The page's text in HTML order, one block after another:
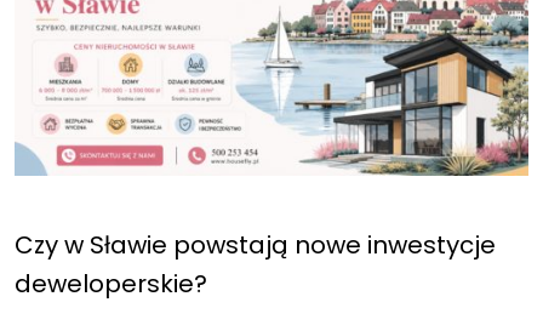
Czy w Sławie powstają nowe inwestycje
deweloperskie?